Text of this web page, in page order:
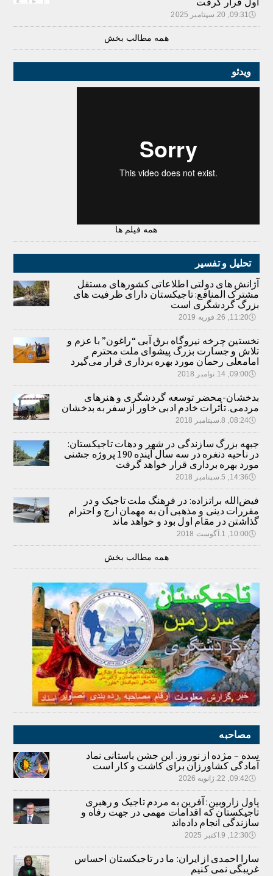
🕔09:31, 20.سپتامبر 2025
همه مطالب بخش
ویدئو
همه فیلم ها
تحلیل و تفسیر
آژانش های دولتی اطلاعاتی کشورهای مستقل
مشترک المنافع: تاجیکستان دارای ظرفیت های
بزرگ گردشگری است
🕔11:20, 26.فوریه 2019
نخستین چرخه نیروگاه برق آبی “راغون” با عزم و
تلاش و جسارت بزرگ پیشوای ملت محترم
امامعلی رحمان مورد بهره برداری قرار می‌گیرد
🕔09:00, 14.نوامبر 2018
بدخشان-محضر توسعه گردشگری و هنرهای
مردمی. تأثرات خادم ادبی خاور از سفر به بدخشان
🕔08:24, 8.سپتامبر 2018
جبهه بزرگ سازندگی در شهر و دهات تاجیکستان:
در ناحیه دنغره در سه سال آینده 190 پروژه جشنی
مورد بهره برداری قرار خواهد گرفت
🕔14:36, 5.سپتامبر 2018
فیض‌الله براتزاده: در فرهنگ ملت تاجیک و در
مقررات دینی و مذهبی آن به مهمان ارج و احترام
گذاشتن در مقام اول بود و خواهد ماند
🕔10:00, 1.آگوست 2018
همه مطالب بخش
مصاحبه
سده – مژده از نوروز. این جشن باستانی نماد
آمادگی کشاورزان برای کاشت و کار است
🕔09:42, 22.ژانویه 2026
پاول زاروبین: آفرین به مردم تاجیک و رهبری
تاجیکستان که اقدامات مهمی در جهت رفاه و
سازندگی انجام داده‌اند
🕔12:30, 9.اکتبر 2025
سارا احمدی از ایران: ما در تاجیکستان احساس
غریبگی نمی کنیم